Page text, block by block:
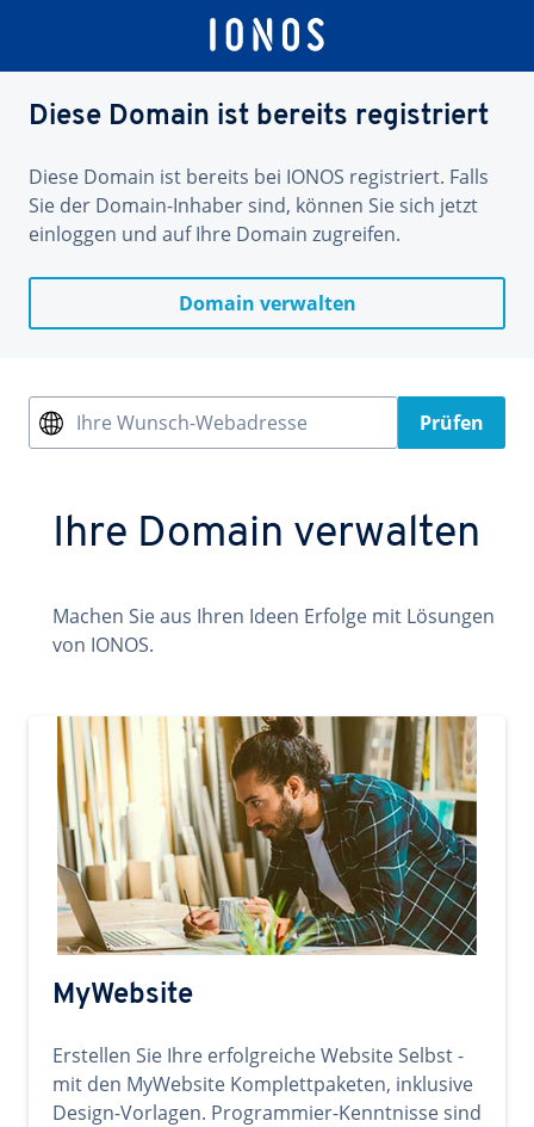
Diese Domain ist bereits registriert
Diese Domain ist bereits bei IONOS registriert. Falls
Sie der Domain-Inhaber sind, können Sie sich jetzt
einloggen und auf Ihre Domain zugreifen.
Domain verwalten
Ihre Wunsch-Webadresse Prüfen
Ihre Domain verwalten
Machen Sie aus Ihren Ideen Erfolge mit Lösungen
von IONOS.
MyWebsite
Erstellen Sie Ihre erfolgreiche Website Selbst -
mit den MyWebsite Komplettpaketen, inklusive
Design-Vorlagen. Programmier-Kenntnisse sind